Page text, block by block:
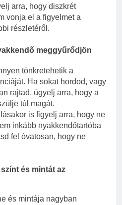
arra, hogy diszkrét
vonja el a figyelmet a
részletéről.
meggyűrődjön
tönkretehetik a
Ha sokat hordod, vagy
rajtad, ügyelj arra, hogy a
túl magát.
is figyelj arra, hogy ne
inkább nyakkendőtartóba
fel óvatosan, hogy ne
és mintát az
és mintája nagyban